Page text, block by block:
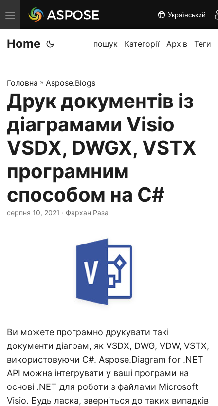
П
е
р
к
н
у
т
и
н
а
в
і
Український
Home пошук Категорії Архів Теги
Головна » Aspose.Blogs
Друк документів із
діаграмами Visio
VSDX, DWGX, VSTX
програмним
способом на C#
серпня 10, 2021 · Фархан Раза
Ви можете програмно друкувати такі
документи діаграм, як VSDX, DWG, VDW, VSTX,
використовуючи C#. Aspose.Diagram for .NET
API можна інтегрувати у ваші програми на
основі .NET для роботи з файлами Microsoft
Visio. Будь ласка, зверніться до таких випадків